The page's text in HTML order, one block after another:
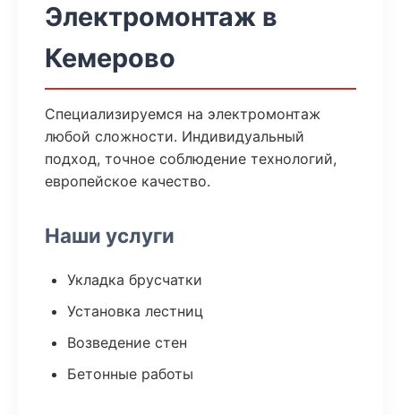
Электромонтаж в
Кемерово
Специализируемся на электромонтаж
любой сложности. Индивидуальный
подход, точное соблюдение технологий,
европейское качество.
Наши услуги
Укладка брусчатки
Установка лестниц
Возведение стен
Бетонные работы